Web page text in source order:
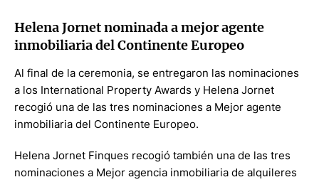
Helena Jornet nominada a mejor agente
inmobiliaria del Continente Europeo
Al final de la ceremonia, se entregaron las nominaciones
a los International Property Awards y Helena Jornet
recogió una de las tres nominaciones a Mejor agente
inmobiliaria del Continente Europeo.
Helena Jornet Finques recogió también una de las tres
nominaciones a Mejor agencia inmobiliaria de alquileres